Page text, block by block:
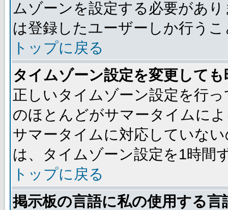
ムゾーンを設定する必要があ
は登録したユーザーしか行う
トップに戻る
タイムゾーン設定を変更して
正しいタイムゾーン設定を行
のほとんどがサマータイムに
サマータイムに対応していな
は、タイムゾーン設定を1時間
トップに戻る
掲示板の言語に私の使用する